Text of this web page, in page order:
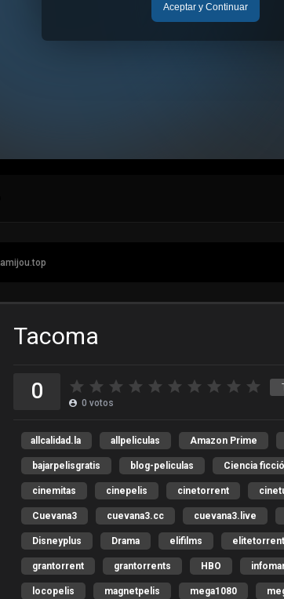
Tacoma
0 0 votos
allcalidad.la allpeliculas Amazon Prime
bajarpelisgratis blog-peliculas Ciencia
cinemitas cinepelis cinetorrent
Cuevana3 cuevana3.cc cuevana3.live
Disneyplus Drama elifilms elitetorrent
grantorrent grantorrents HBO
locopelis magnetpelis mega1080